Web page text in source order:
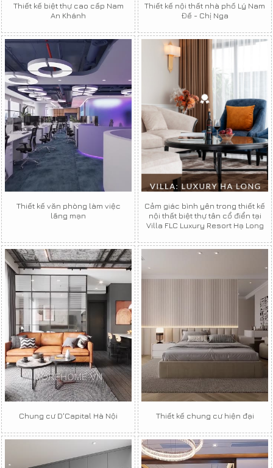
Thiết kế biệt thự cao cấp Nam
An Khánh
Thiết kế nội thất nhà phố Lý Nam
Đế - Chị Nga
Thiết kế văn phòng làm việc
lãng mạn
Cảm giác bình yên trong thiết kế
nội thất biệt thự tân cổ điển tại
Villa FLC Luxury Resort Hạ Long
Chung cư D'Capital Hà Nội Thiết kế chung cư hiện đại